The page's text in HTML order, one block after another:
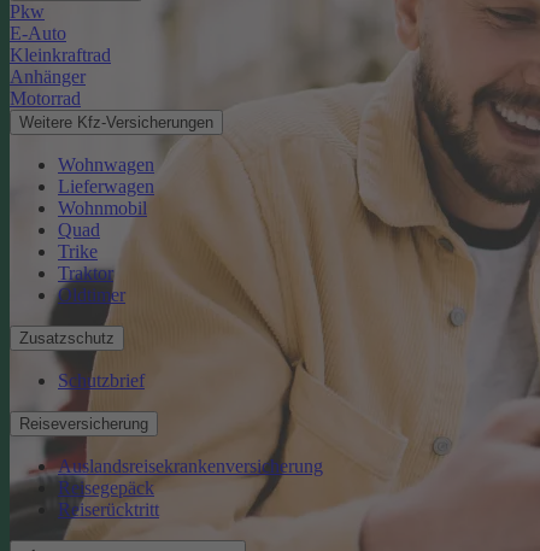
Pkw
E-Auto
Kleinkraftrad
Anhänger
Motorrad
Weitere Kfz-Versicherungen
Wohnwagen
Lieferwagen
Wohnmobil
Quad
Trike
Traktor
Oldtimer
Zusatzschutz
Schutzbrief
Reiseversicherung
Auslandsreisekrankenversicherung
Reisegepäck
Reiserücktritt